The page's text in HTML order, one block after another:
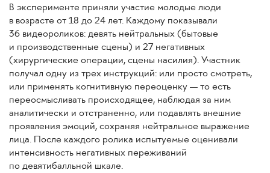
В эксперименте приняли участие молодые люди
в возрасте от 18 до 24 лет. Каждому показывали
36 видеороликов: девять нейтральных (бытовые
и производственные сцены) и 27 негативных
(хирургические операции, сцены насилия). Участник
получал одну из трех инструкций: или просто смотреть,
или применять когнитивную переоценку — то есть
переосмысливать происходящее, наблюдая за ним
аналитически и отстраненно, или подавлять внешние
проявления эмоций, сохраняя нейтральное выражение
лица. После каждого ролика испытуемые оценивали
интенсивность негативных переживаний
по девятибалльной шкале.